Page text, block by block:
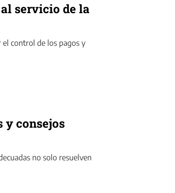
servicio de la
control de los pagos y
y consejos
no solo resuelven